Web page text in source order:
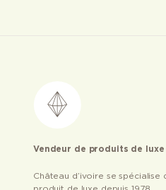
Vendeur de produits de
Château d’ivoire se spécialise